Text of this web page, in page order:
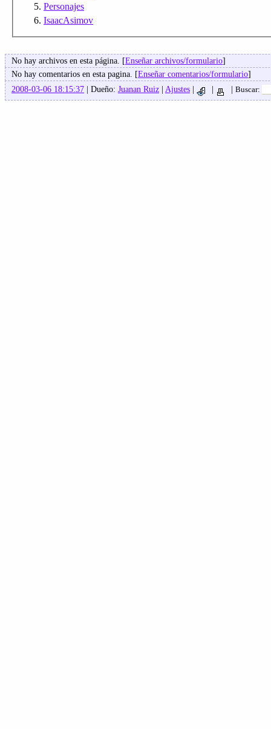
Personajes
IsaacAsimov
No hay archivos en esta página. [Enseñar archivos/formulario]
No hay comentarios en esta pagina. [Enseñar comentarios/formulario]
2008-03-06 18:15:37 | Dueño: Juanan Ruiz | Ajustes | | | Buscar: